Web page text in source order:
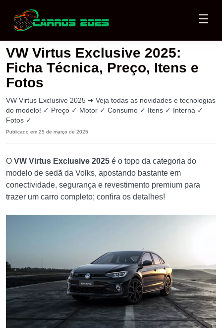
VW Virtus Exclusive 2025:
Ficha Técnica, Preço, Itens e
Fotos
VW Virtus Exclusive 2025 ➜ Veja todas as novidades e tecnologias
do modelo! ✓ Preço ✓ Motor ✓ Consumo ✓ Itens ✓ Interna ✓
Fotos ✓
Publicado em 25 de março de 2025
O VW Virtus Exclusive 2025 é o topo da categoria do
modelo de sedã da Volks, apostando bastante em
conectividade, segurança e revestimento premium para
trazer um carro completo; confira os detalhes!